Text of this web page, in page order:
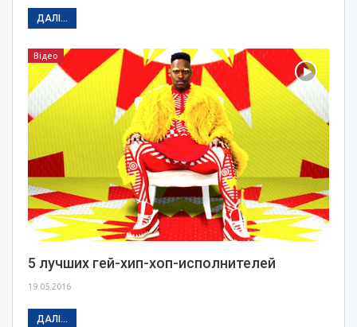
ДАЛІ...
Відео
5 лучших гей-хип-хоп-исполнителей
19.05.2016
ДАЛІ...